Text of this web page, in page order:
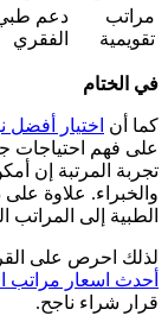
مراتب
تقويمية
دعم طبي
الفقري
في الختام
كما أن اختيار أفضل
على فهم احتياجات
تجربة المرتبة إن
والخبراء. علاوة
الطبية إلى المراتب
لذلك احرص على
أحدث اسعار مراتب
قرار شراء ناجح.